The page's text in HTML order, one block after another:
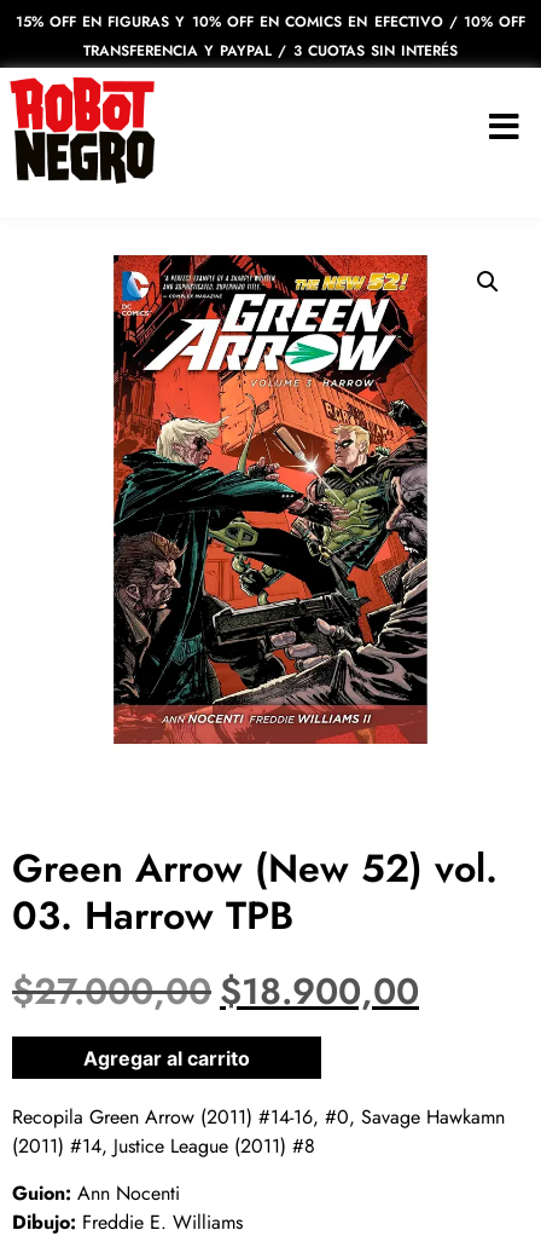
15% OFF EN FIGURAS Y 10% OFF EN COMICS EN EFECTIVO / 10% OFF
TRANSFERENCIA Y PAYPAL / 3 CUOTAS SIN INTERÉS
Green Arrow (New 52) vol.
03. Harrow TPB
$27.000,00$18.900,00
1 disponibles
Agregar al carrito
Recopila Green Arrow (2011) #14-16, #0, Savage Hawkamn
(2011) #14, Justice League (2011) #8
Guion: Ann Nocenti
Dibujo: Freddie E. Williams